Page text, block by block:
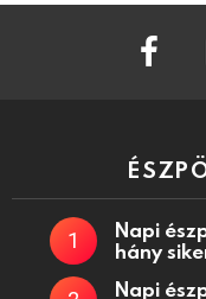
Napi
hány
Napi